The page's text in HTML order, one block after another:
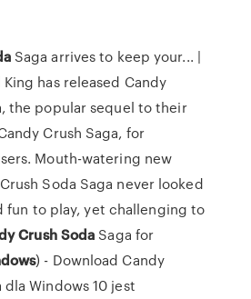
Saga arrives to keep your... |
has released Candy
the popular sequel to their
Crush Saga, for
Mouth-watering new
Soda Saga never looked
fun to play, yet challenging to
Crush Soda Saga for
) - Download Candy
dla Windows 10 jest